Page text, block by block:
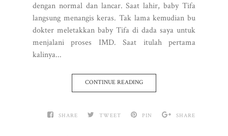
dengan normal dan lancar. Saat lahir, baby Tifa
langsung menangis keras. Tak lama kemudian bu
dokter meletakkan baby Tifa di dada saya untuk
menjalani proses IMD. Saat itulah pertama
kalinya...
CONTINUE READING
SHARE TWEET PIN SHARE